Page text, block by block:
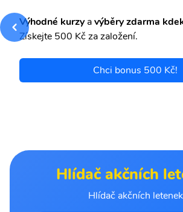
Výhodné kurzyavýběry zdarma
Získejte 500 Kč za založení.
Chci bonus 500 Kč!
Hlídač akčních
Hlídač akčních letenek